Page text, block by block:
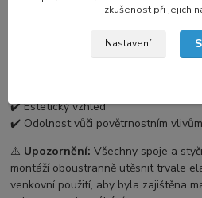
Roh se upevní mechanicky na
✔️ Estetický vzhled
✔️ Odolnost vůči povětrnostním vlivům
⚠️ Upozornění: Všechny spoje a
montáží oboustranně utěsnit trvale
venkovní použití, aby byla zajištěna
zkušenost při jejich
Nastavení